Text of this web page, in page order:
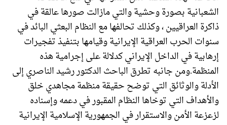
الشعبانية بصورة وحشية والتي مازالت صورها عالقة في
ذاكرة العراقيين ، وكذلك تحالفها مع النظام البعثي البائد في
سنوات الحرب العراقية الإيرانية وقيامها بتنفيذ تفجيرات
إرهابية في الداخل الإيراني كدلالة على إجرامية هذه
المنظمة.ومن جانبه تطرق الباحث الدكتور رشيد الناصري إلى
الأدلة والوثائق التي توضح حقيقة منظمة مجاهدي خلق
والأهداف التي توخاها النظام المقبور في دعمه وإسناده
لزعزعة الأمن والاستقرار في الجمهورية الإسلامية الإيرانية